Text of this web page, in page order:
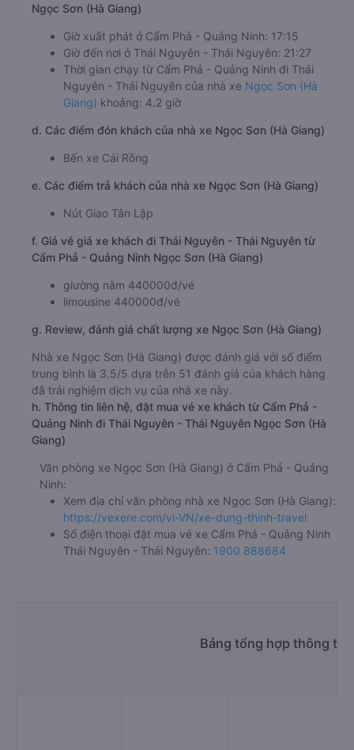
Ngọc Sơn (Hà Giang)
Giờ xuất phát ở Cẩm Phả - Quảng Ninh: 17:15
Giờ đến nơi ở Thái Nguyên - Thái Nguyên: 21:27
Thời gian chạy từ Cẩm Phả - Quảng Ninh đi Thái
Nguyên - Thái Nguyên của nhà xe Ngọc Sơn (Hà
Giang) khoảng: 4.2 giờ
d. Các điểm đón khách của nhà xe Ngọc Sơn (Hà Giang)
Bến xe Cái Rồng
e. Các điểm trả khách của nhà xe Ngọc Sơn (Hà Giang)
Nút Giao Tân Lập
f. Giá vé giá xe khách đi Thái Nguyên - Thái Nguyên từ
Cẩm Phả - Quảng Ninh Ngọc Sơn (Hà Giang)
giường nằm 440000đ/vé
limousine 440000đ/vé
g. Review, đánh giá chất lượng xe Ngọc Sơn (Hà Giang)
Nhà xe Ngọc Sơn (Hà Giang) được đánh giá với số điểm
trung bình là 3.5/5 dựa trên 51 đánh giá của khách hàng
đã trải nghiệm dịch vụ của nhà xe này.
h. Thông tin liên hệ, đặt mua vé xe khách từ Cẩm Phả -
Quảng Ninh đi Thái Nguyên - Thái Nguyên Ngọc Sơn (Hà
Giang)
Văn phòng xe Ngọc Sơn (Hà Giang) ở Cẩm Phả - Quảng
Ninh:
Xem địa chỉ văn phòng nhà xe Ngọc Sơn (Hà Giang):
https://vexere.com/vi-VN/xe-dung-thinh-travel
Số điện thoại đặt mua vé xe Cẩm Phả - Quảng Ninh
Thái Nguyên - Thái Nguyên: 1900 888684
Bảng tổng hợp thông tin